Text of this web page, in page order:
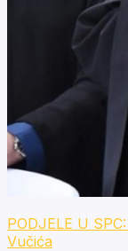
PODJELE U
Vučića